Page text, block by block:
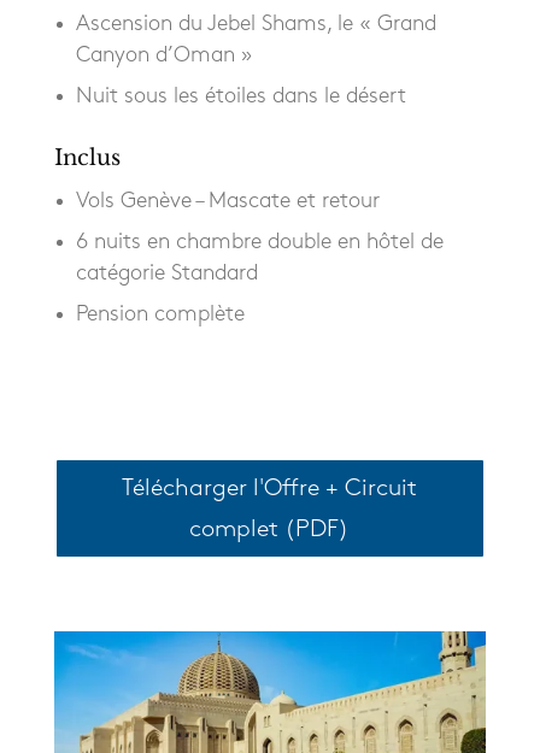
Ascension du Jebel Shams, le « Grand
Canyon d’Oman »
Nuit sous les étoiles dans le désert
Inclus
Vols Genève – Mascate et retour
6 nuits en chambre double en hôtel de
catégorie Standard
Pension complète
Télécharger l'Offre + Circuit
complet (PDF)